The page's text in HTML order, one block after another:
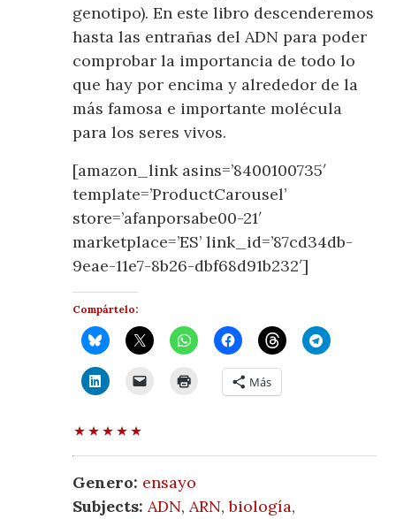
genotipo). En este libro descenderemos
hasta las entrañas del ADN para poder
comprobar la importancia de todo lo
que hay por encima y alrededor de la
más famosa e importante molécula
para los seres vivos.
[amazon_link asins=’8400100735′
template=’ProductCarousel’
store=’afanporsabe00-21′
marketplace=’ES’ link_id=’87cd34db-
9eae-11e7-8b26-dbf68d91b232′]
Compártelo:
Más
Genero: ensayo
Subjects: ADN,ARN,biología,